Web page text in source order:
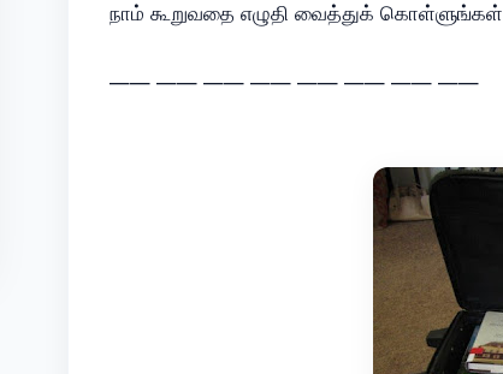
நாம் கூறுவதை எழுதி வைத்துக் கொள்ளுங்கள்
—— —— —— —— —— —— —— ——